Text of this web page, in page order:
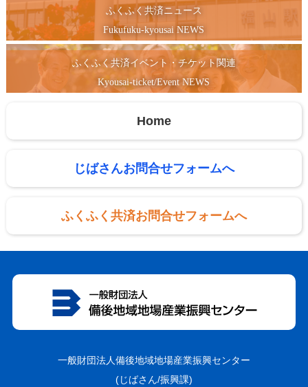
ふくふく共済ニュース
Fukufuku-kyousai NEWS
ふくふく共済イベント・チケット関連
Kyousai-ticket/Event NEWS
Home
じばさんお問合せフォームへ
ふくふく共済お問合せフォームへ
一般財団法人備後地域地場産業振興センター
(じばさん/振興課)